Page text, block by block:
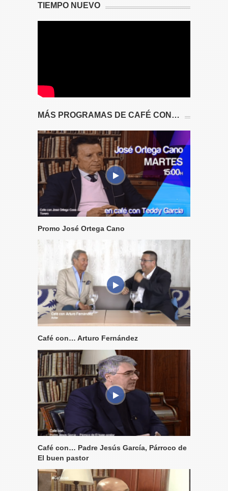
TIEMPO NUEVO
MÁS PROGRAMAS DE CAFÉ CON…
Promo José Ortega Cano
Café con… Arturo Fernández
Café con… Padre Jesús García, Párroco de
El buen pastor